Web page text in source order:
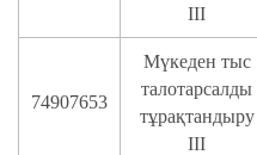
III
74907653
Мүкеден тыс
талотарсалды
тұрақтандыру
III